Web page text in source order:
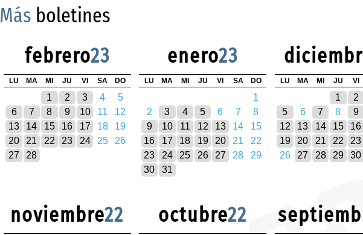
Más boletines
febrero23
LU MA MI JU VI SA DO
1 2 3 4
5
6
7 8 9 10 11
12
13
14 15 16 17 18
19
20
21 22 23 24 25
26
27
28
enero23
LU MA MI JU VI SA DO
1
2
3 4 5 6 7
8
9
10 11 12 13 14
15
16
17 18 19 20 21
22
23
24 25 26 27 28
29
30
31
LU MA MI JU VI
1 2
5
6 7 8 9
12
13 14 15 16
19
20 21 22 23
26
27 28 29 30
noviembre22 octubre22